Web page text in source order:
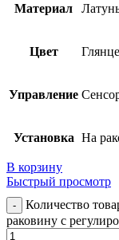
Материал
Цвет
Управление
Установка На
В корзину
Быстрый просмотр
Количество
раковину с